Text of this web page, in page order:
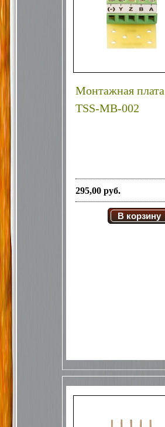
Монтажная плата
TSS-MB-002
295,00 руб.
В корзину